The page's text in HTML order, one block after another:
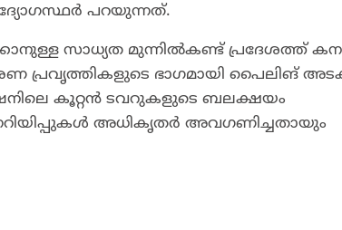
പറയുന്നത്.
സാധ്യത മുന്നിൽകണ്ട് പ്രദേശത്ത്
പ്രവൃത്തികളുടെ ഭാഗമായി പൈലിങ്
കൂറ്റൻ ടവറുകളുടെ ബലക്ഷയം
അധികൃതർ അവഗണിച്ചതായും